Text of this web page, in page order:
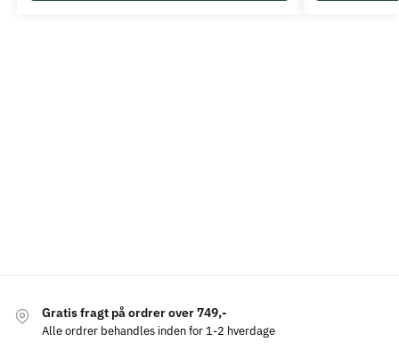
Gratis fragt på ordrer over 749,-
Alle ordrer behandles inden for 1-2 hverdage